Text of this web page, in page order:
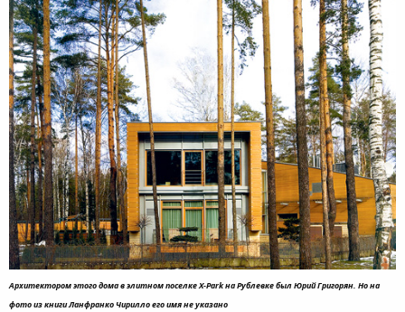
Архитектором этого дома в элитном поселке Х-Park на Рублевке был Юрий Григорян. Но на
фото из книги Ланфранко Чирилло его имя не указано